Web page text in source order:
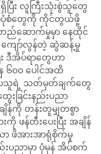
ြီး လူကြီးသုံးစွဲသူတွေ
မှုပုံစံတွေကို ကိုင်တွယ်ဖို့
တည်ဆောက်မှုမှာ နေထိုင်
ျော်လွန်တဲ့ ဆွဲဆန့်မှု
ဒီအိပ်ရာတွေဟာ
၀၀ ပေါင်အထိ
ပ်သူရဲ့ သတ်မှတ်ချက်တွေ
ခြင်းနည်းပညာ
န်ကို တန်းတူမျှတစွာ
ဖန်တီးပေးပြီး အချိန်
ာ ဖိအားအာရုံစိုက်မှု
းပညာမှာ ပုံမှန် အိပ်စက်